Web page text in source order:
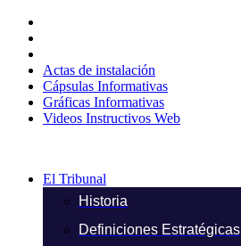
contenido
Actas de instalación
Cápsulas Informativas
Gráficas Informativas
Videos Instructivos Web
El Tribunal
Historia
Definiciones Estratégicas